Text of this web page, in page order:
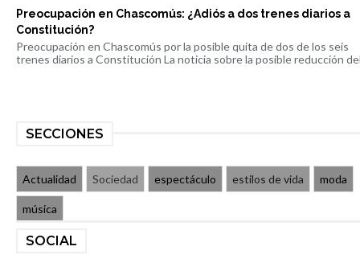
Preocupación en Chascomús: ¿Adiós a dos trenes diarios a
Constitución?
Preocupación en Chascomús por la posible quita de dos de los seis
trenes diarios a Constitución La noticia sobre la posible reducción
SECCIONES
Actualidad Sociedad espectáculo estilos de vida moda
música
SOCIAL